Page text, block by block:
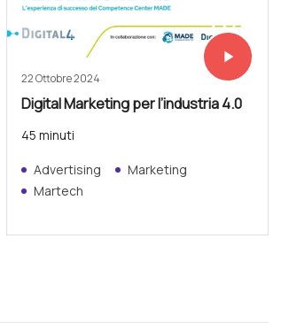
Vedi subito
play_arrow
22 Ottobre 2024
Digital Marketing per l’industria 4.0
45 minuti
Advertising
Marketing
Martech